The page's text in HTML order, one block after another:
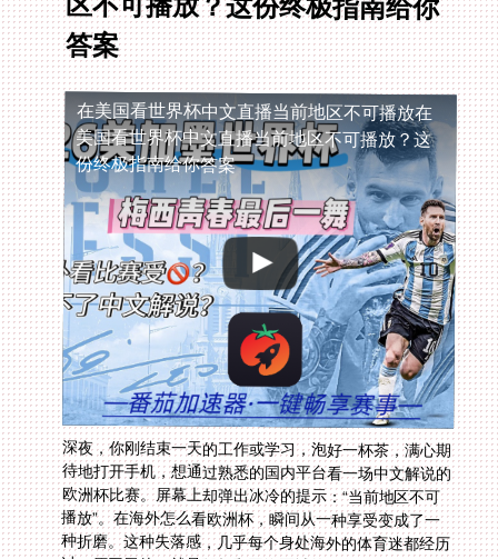
答案
在美国看世界杯中文直播当前地区不可播放在
美国看世界杯中文直播当前地区不可播放？这
份终极指南给你答案
深夜，你刚结束一天的工作或学习，泡好一杯茶，满心期
待地打开手机，想通过熟悉的国内平台看一场中文解说的
欧洲杯比赛。屏幕上却弹出冰冷的提示：“当前地区不可
播放”。在海外怎么看欧洲杯，瞬间从一种享受变成了一
种折磨。这种失落感，几乎每个身处海外的体育迷都经历
过。原因无他，就是版权和网络区域的限制，将我们与熟
悉的乡音解说隔离开来。但别急，这篇文章就是为你准备
的解决方案总览。我们将一步步拆解，如何利用专业的回
国加速工具，绕过这些屏障，重新畅享中文赛事直播的激